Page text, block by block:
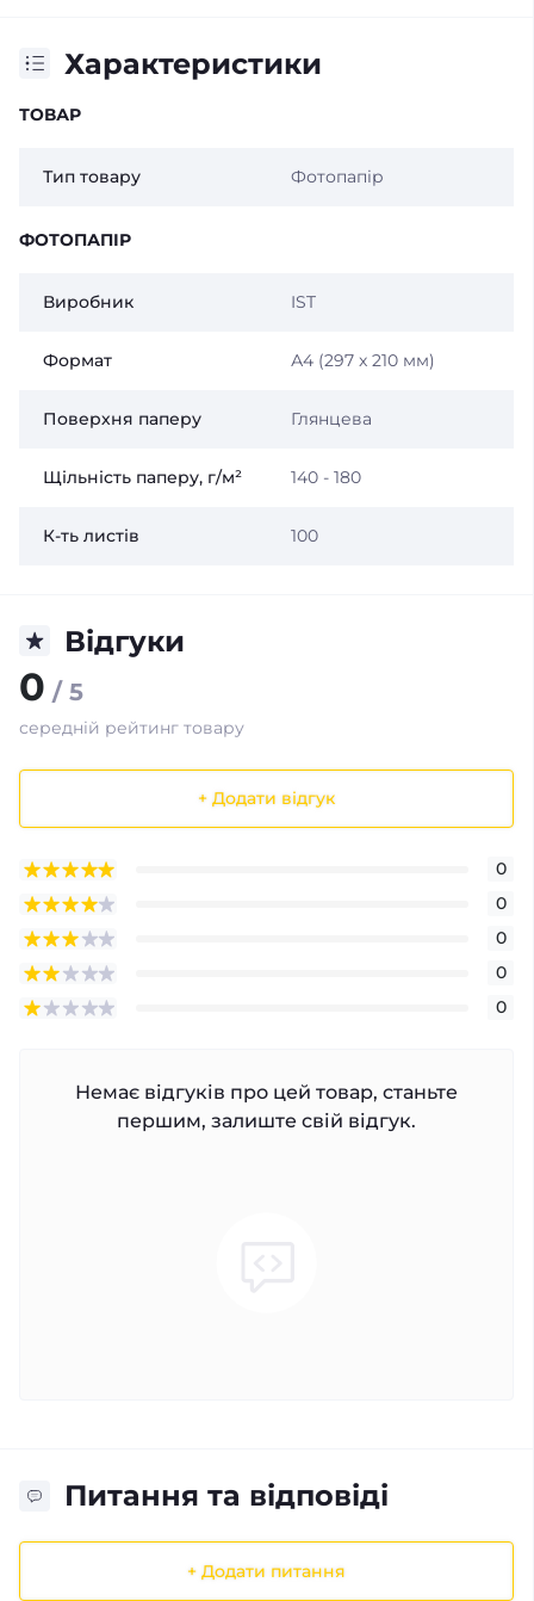
Характеристики
ТОВАР
Тип товару Фотопапір
ФОТОПАПІР
Виробник IST
Формат А4 (297 x 210 мм)
Поверхня паперу Глянцева
Щільність паперу, г/м² 140 - 180
К-ть листів 100
Відгуки
0 / 5
середній рейтинг товару
+ Додати відгук
0
0
0
0
0
Немає відгуків про цей товар, станьте
першим, залиште свій відгук.
Питання та відповіді
+ Додати питання